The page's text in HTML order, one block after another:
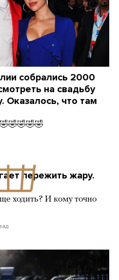
собрались 2000
на свадьбу
Оказалось, что там
пережить жару.
ходить? И кому точно